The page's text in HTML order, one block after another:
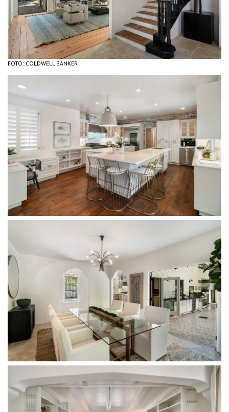
FOTO: COLDWELL BANKER